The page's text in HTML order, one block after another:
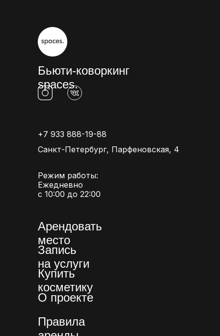
Правила
О проекте
Купить
косметику
Запись
на услуги
Арендовать
место
Режим работы:
Ежедневно
с 10:00 до 22:00
Санкт-Петербург, Парфеновская, 4
+7 933 888-19-88
Бьюти-коворкинг
spaces.